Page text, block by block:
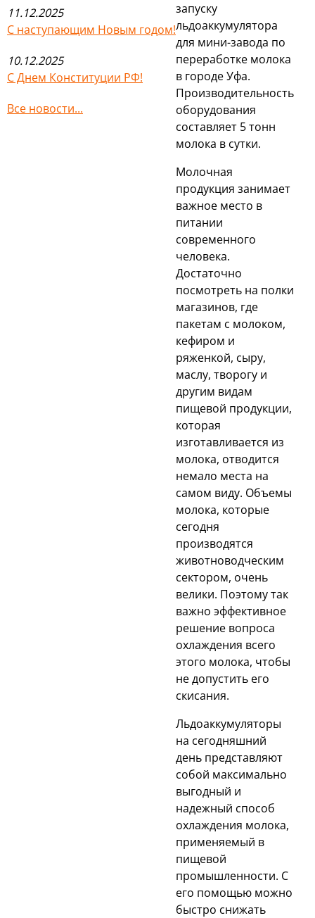
11.12.2025
С наступающим Новым годом!
10.12.2025
С Днем Конституции РФ!
Все новости...
запуску
льдоаккумулятора
для мини-завода по
переработке молока
в городе Уфа.
Производительность
оборудования
составляет 5 тонн
молока в сутки.
Молочная
продукция занимает
важное место в
питании
современного
человека.
Достаточно
посмотреть на полки
магазинов, где
пакетам с молоком,
кефиром и
ряженкой, сыру,
маслу, творогу и
другим видам
пищевой продукции,
которая
изготавливается из
молока, отводится
немало места на
самом виду. Объемы
молока, которые
сегодня
производятся
животноводческим
сектором, очень
велики. Поэтому так
важно эффективное
решение вопроса
охлаждения всего
этого молока, чтобы
не допустить его
скисания.
Льдоаккумуляторы
на сегодняшний
день представляют
собой максимально
выгодный и
надежный способ
охлаждения молока,
применяемый в
пищевой
промышленности. С
его помощью можно
быстро снижать